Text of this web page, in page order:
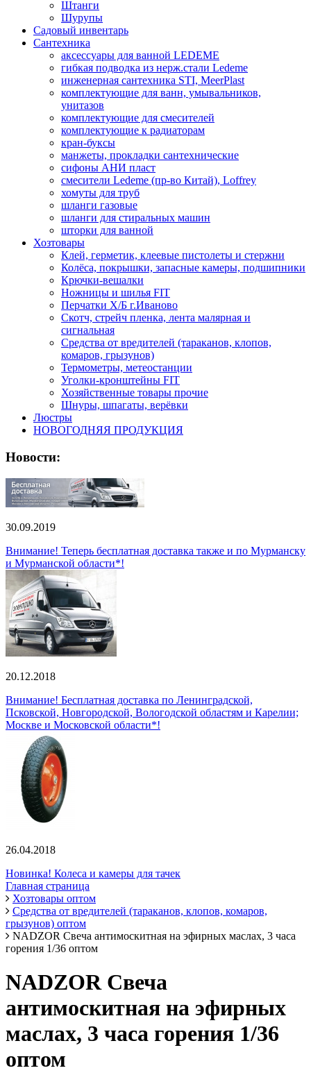
Штанги
Шурупы
Садовый инвентарь
Сантехника
аксессуары для ванной LEDEME
гибкая подводка из нерж.стали Ledeme
инженерная сантехника STI, MeerPlast
комплектующие для ванн, умывальников,
унитазов
комплектующие для смесителей
комплектующие к радиаторам
кран-буксы
манжеты, прокладки сантехнические
сифоны АНИ пласт
смесители Ledeme (пр-во Китай), Loffrey
хомуты для труб
шланги газовые
шланги для стиральных машин
шторки для ванной
Хозтовары
Клей, герметик, клеевые пистолеты и стержни
Колёса, покрышки, запасные камеры, подшипники
Крючки-вешалки
Ножницы и шилья FIT
Перчатки Х/Б г.Иваново
Скотч, стрейч пленка, лента малярная и
сигнальная
Средства от вредителей (тараканов, клопов,
комаров, грызунов)
Термометры, метеостанции
Уголки-кронштейны FIT
Хозяйственные товары прочие
Шнуры, шпагаты, верёвки
Люстры
НОВОГОДНЯЯ ПРОДУКЦИЯ
Новости:
30.09.2019
Внимание! Теперь бесплатная доставка также и по Мурманску
и Мурманской области*!
20.12.2018
Внимание! Бесплатная доставка по Ленинградской,
Псковской, Новгородской, Вологодской областям и Карелии;
Москве и Московской области*!
26.04.2018
Новинка! Колеса и камеры для тачек
Главная страница
Хозтовары оптом
Средства от вредителей (тараканов, клопов, комаров,
грызунов) оптом
NADZOR Свеча антимоскитная на эфирных маслах, 3 часа
горения 1/36 оптом
NADZOR Свеча
антимоскитная на эфирных
маслах, 3 часа горения 1/36
оптом